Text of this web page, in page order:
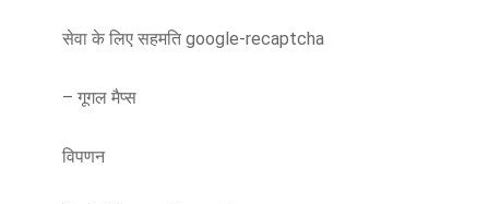
सेवा के लिए सहमति google-recaptcha
– गूगल मैप्स
विपणन